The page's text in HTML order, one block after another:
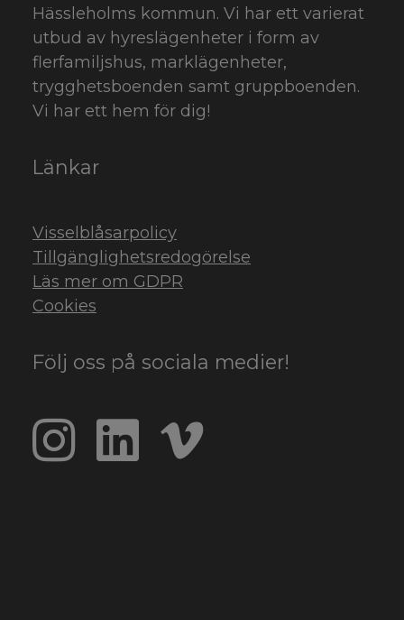
Hässleholms kommun. Vi har ett varierat
utbud av hyreslägenheter i form av
flerfamiljshus, marklägenheter,
trygghetsboenden samt gruppboenden.
Vi har ett hem för dig!
Länkar
Visselblåsarpolicy
Tillgänglighetsredogörelse
Läs mer om GDPR
Cookies
Följ oss på sociala medier!